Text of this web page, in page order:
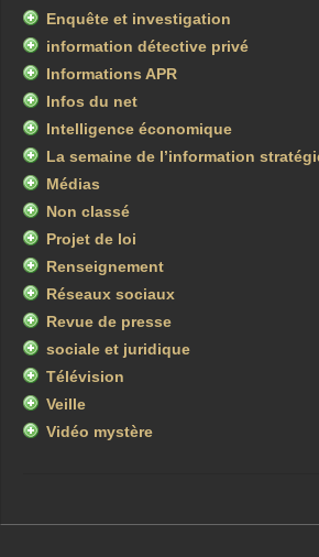
Enquête et investigation
information détective privé
Informations APR
Infos du net
Intelligence économique
La semaine de l’information
Médias
Non classé
Projet de loi
Renseignement
Réseaux sociaux
Revue de presse
sociale et juridique
Télévision
Veille
Vidéo mystère